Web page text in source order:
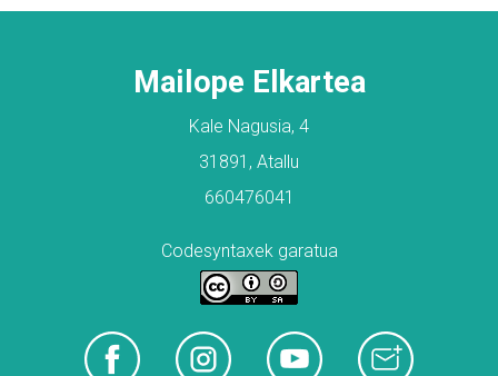
Mailope Elkartea
Kale Nagusia, 4
31891, Atallu
660476041
Codesyntaxek garatua